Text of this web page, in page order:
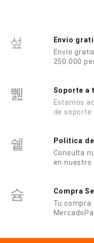
Envío
Envío
250.000
Soporte a
Estamos
de soporte
Politica
Consulta
en nuestro
Compra
Tu compra